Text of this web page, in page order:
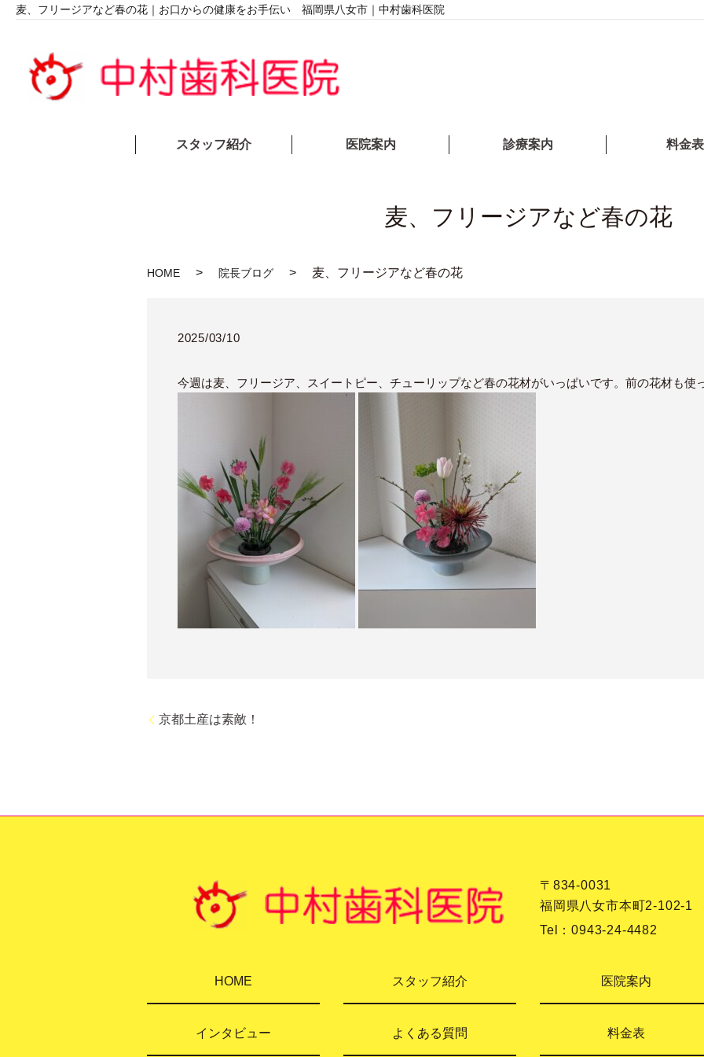
麦、フリージアなど春の花｜お口からの健康をお手伝い 福岡県八女市｜中村歯科医院
スタッフ紹介 医院案内 診療案内 料金表
麦、フリージアなど春の花
HOME 院長ブログ 麦、フリージアなど春の花
2025/03/10
今週は麦、フリージア、スイートピー、チューリップなど春の花材がいっぱいです。前の花材も使
京都土産は素敵！
〒834-0031
福岡県八女市本町2-102-1
Tel：0943-24-4482
HOME スタッフ紹介 医院案内
インタビュー よくある質問 料金表